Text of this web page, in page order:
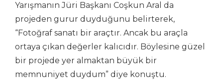
Yarışmanın Jüri Başkanı Coşkun Aral da
projeden gurur duyduğunu belirterek,
“Fotoğraf sanatı bir araçtır. Ancak bu araçla
ortaya çıkan değerler kalıcıdır. Böylesine güzel
bir projede yer almaktan büyük bir
memnuniyet duydum” diye konuştu.